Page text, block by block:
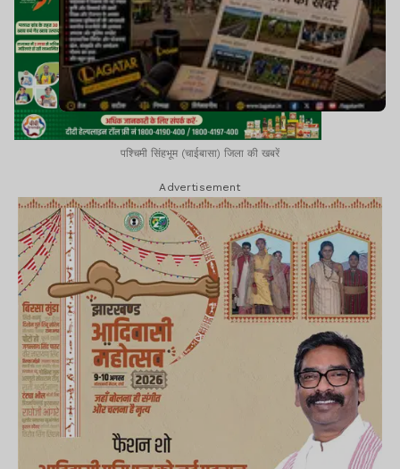
पश्चिमी सिंहभूम (चाईबासा) जिला की खबरें
Advertisement